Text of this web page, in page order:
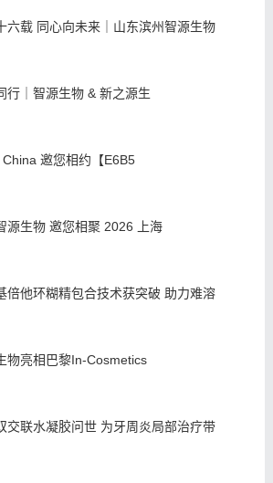
六载 同心向未来｜山东滨州智源生物
行｜智源生物 & 新之源生
China 邀您相约【E6B5
源生物 邀您相聚 2026 上海
倍他环糊精包合技术获突破 助力难溶
物亮相巴黎In-Cosmetics
交联水凝胶问世 为牙周炎局部治疗带